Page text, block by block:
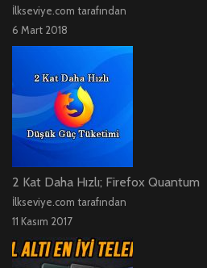
İlkseviye.com tarafından
6 Mart 2018
2 Kat Daha Hızlı; Firefox Quantum
İlkseviye.com tarafından
11 Kasım 2017